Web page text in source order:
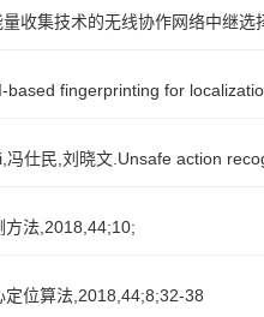
收集技术的无线协作网络中继
fingerprinting for
仕民,刘晓文.Unsafe action
方法,2018,44;10;
位算法,2018,44;8;32-38